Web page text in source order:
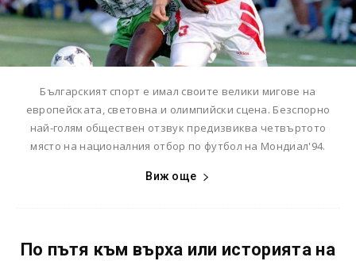
Българският спорт е имал своите велики мигове на
европейската, световна и олимпийски сцена. Безспорно
най-голям обществен отзвук предизвиква четвъртото
място на националния отбор по футбол на Мондиал'94.
Виж още
По пътя към върха или историята на